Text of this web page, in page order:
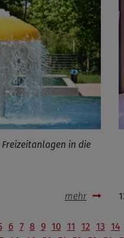
in die
mehr
6 7 8 9 10 11 12 13 14